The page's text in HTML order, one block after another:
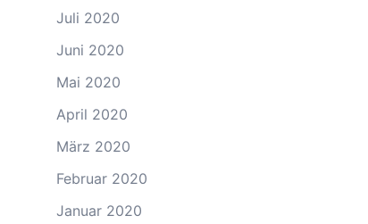
Juli 2020
Juni 2020
Mai 2020
April 2020
März 2020
Februar 2020
Januar 2020